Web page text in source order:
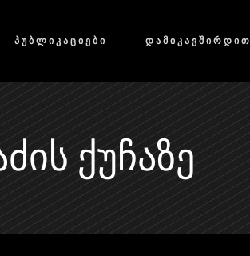
ᲞᲣᲑᲚᲘᲙᲐᲪᲘᲔᲑᲘ ᲓᲐᲛᲘᲙᲐᲕᲨᲘᲠᲓᲘᲗ
ᲥᲣᲩᲐᲖᲔ